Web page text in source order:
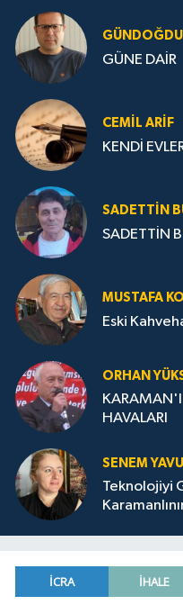
GÜNE DAİR
CEMIL ARİF
KENDİ
SADETTIN
SADETTİN
MUSTAFA
Eski
ORHAN
HAVALARI
SENEM
Teknolojiyi